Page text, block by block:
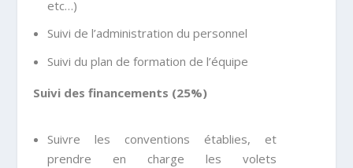
etc…)
Suivi de l’administration du personnel
Suivi du plan de formation de l’équipe
Suivi des financements (25%)
Suivre les conventions établies, et
prendre en charge les volets